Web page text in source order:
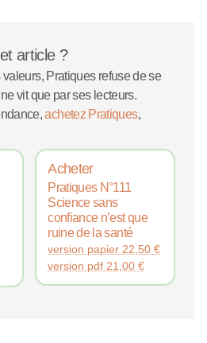
article ?
Pratiques refuse de se
vit que par ses lecteurs.
achetez Pratiques,
Acheter
Pratiques N°111
Science sans
confiance n’est que
ruine de la santé
version papier 22,50€
version pdf 21,00€